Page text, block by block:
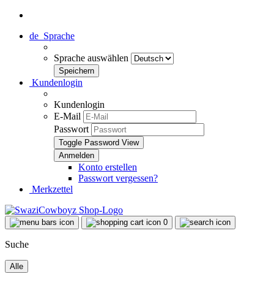
de Sprache
Sprache auswählen
Kundenlogin
Kundenlogin
E-Mail
Passwort
Toggle Password View
Konto erstellen
Passwort vergessen?
Merkzettel
0
Suche
Alle